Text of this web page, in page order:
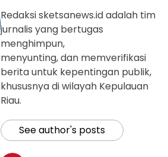
Redaksi sketsanews.id adalah tim
jurnalis yang bertugas
menghimpun,
menyunting, dan memverifikasi
berita untuk kepentingan publik,
khususnya di wilayah Kepulauan
Riau.
See author's posts